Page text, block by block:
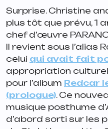
Surprise. Christine
plus tôt que prévu, 1
chef d’œuvre
Il revient sous l’alias
celui qui avait fait
appropriation
pour l’album Redcar
(prologue). Ce
musique posthume
d’abord sorti sur les